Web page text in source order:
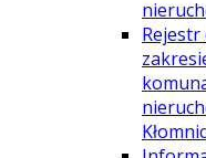
Rejestr